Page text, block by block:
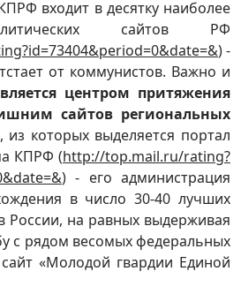
входит в десятку наиболее
сайтов РФ
) -
от коммунистов. Важно и
центром притяжения
сайтов региональных
, из которых выделяется портал
КПРФ (http://top.mail.ru/rating?
) - его администрация
в число 30-40 лучших
России, на равных выдерживая
с рядом весомых федеральных
сайт «Молодой гвардии Единой